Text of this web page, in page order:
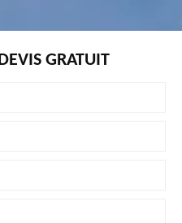
GRATUIT